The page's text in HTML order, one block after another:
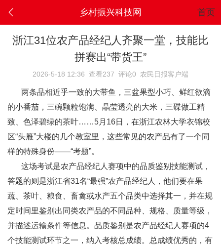
乡村振兴科技网 首页
浙江31位农产品经纪人齐聚一堂，技能比
拼赛出“带货王”
2026-5-18 12:36 查看237 评论0 农民日报客户端
两条品相近乎一致的大带鱼，三盆果型小巧、鲜红欲滴
的小番茄，三碗颗粒饱满、晶莹透亮的大米，三碟做工精
致、色泽碧绿的茶叶……5月16日，在浙江农林大学衣锦校
区“头雁”大楼的几个教室里，这些常见的农产品有了一个同
样的特殊身份——“考题”。
这场考试是农产品经纪人赛项中的品质鉴别技能测试，
答题的则是浙江省31名“最强”农产品经纪人，他们要在果
蔬、茶叶、粮食、畜禽或水产五个品类中选择其一，并在规
定时间里鉴别出同类农产品的不同品种、规格、质量等级，
并描述运输条件等信息。品质鉴别是农产品经纪人赛项的4
个技能测试环节之一，纳入考核总成绩。总成绩优秀的，有